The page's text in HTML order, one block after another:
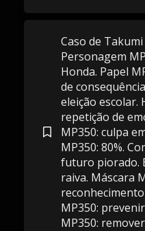
Caso de
Personagem
Honda. Papel
de
eleição escolar.
repetição de
MP350: culpa
MP350: 80%.
futuro piorado.
raiva. Máscara
MP350:
MP350: